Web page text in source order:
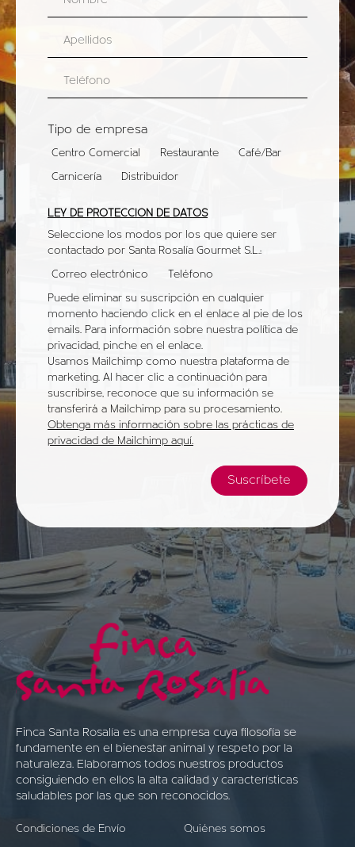
Tipo de empresa
Centro Comercial Restaurante
Café/Bar
Carnicería
Distribuidor
LEY DE PROTECCIÓN DE DATOS
Seleccione los modos por los que quiere ser
contactado por Santa Rosalía Gourmet S.L.:
Correo electrónico
Teléfono
Puede eliminar su suscripción en cualquier
momento haciendo click en el enlace al pie de los
emails. Para información sobre nuestra política de
privacidad, pinche en el enlace.
Usamos Mailchimp como nuestra plataforma de
marketing. Al hacer clic a continuación para
suscribirse, reconoce que su información se
transferirá a Mailchimp para su procesamiento.
Obtenga más información sobre las prácticas de
privacidad de Mailchimp aquí.
Finca Santa Rosalía es una empresa cuya filosofía se
fundamente en el bienestar animal y respeto por la
naturaleza. Elaboramos todos nuestros productos
consiguiendo en ellos la alta calidad y características
saludables por las que son reconocidos.
Condiciones de Envío Quiénes somos